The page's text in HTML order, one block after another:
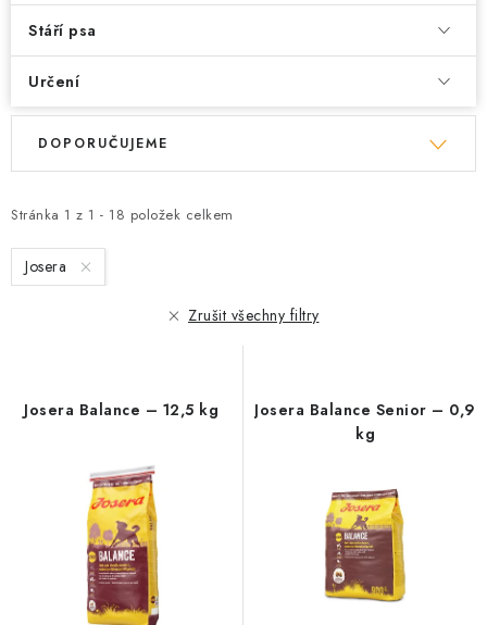
Stáří psa
Určení
V
i
s
p
u
Stránka 1 z 1 - 18 položek celkem
Ř
e
n
í
d
DOPORUČUJEME
Josera
Zrušit všechny filtry
Josera Balance – 12,5 kg
Josera Balance Senior – 0,9
kg